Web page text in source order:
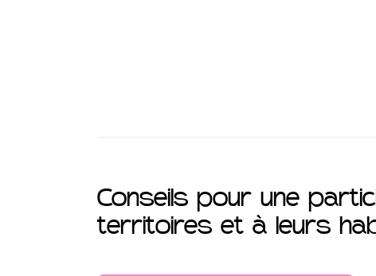
Conseils pour une
territoires et à leurs